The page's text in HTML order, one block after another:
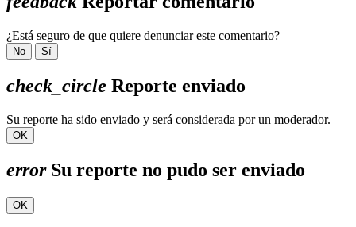
¿Está seguro de que quiere denunciar este comentario?
No Sí
check_circle Reporte enviado
Su reporte ha sido enviado y será considerada por un moderador.
OK
errorSu reporte no pudo ser enviado
OK